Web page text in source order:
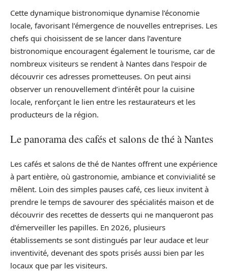
Cette dynamique bistronomique dynamise l’économie
locale, favorisant l’émergence de nouvelles entreprises. Les
chefs qui choisissent de se lancer dans l’aventure
bistronomique encouragent également le tourisme, car de
nombreux visiteurs se rendent à Nantes dans l’espoir de
découvrir ces adresses prometteuses. On peut ainsi
observer un renouvellement d’intérêt pour la cuisine
locale, renforçant le lien entre les restaurateurs et les
producteurs de la région.
Le panorama des cafés et salons de thé à Nantes
Les cafés et salons de thé de Nantes offrent une expérience
à part entière, où gastronomie, ambiance et convivialité se
mêlent. Loin des simples pauses café, ces lieux invitent à
prendre le temps de savourer des spécialités maison et de
découvrir des recettes de desserts qui ne manqueront pas
d’émerveiller les papilles. En 2026, plusieurs
établissements se sont distingués par leur audace et leur
inventivité, devenant des spots prisés aussi bien par les
locaux que par les visiteurs.